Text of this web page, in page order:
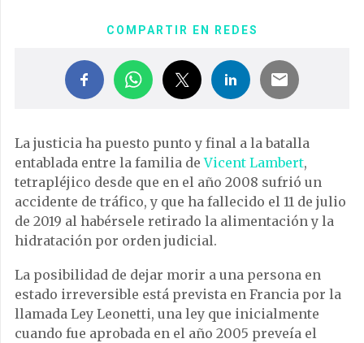
COMPARTIR EN REDES
La justicia ha puesto punto y final a la batalla
entablada entre la familia deVicent Lambert,
tetrapléjico desde que en el año 2008 sufrió un
accidente de tráfico, y que ha fallecido el 11 de julio
de 2019 al habérsele retirado la alimentación y la
hidratación por orden judicial.
La posibilidad de dejar morir a una persona en
estado irreversible está prevista en Francia por la
llamada Ley Leonetti, una ley que inicialmente
cuando fue aprobada en el año 2005 preveía el